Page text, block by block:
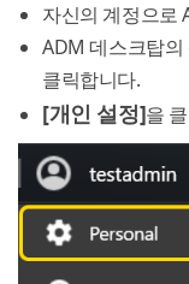
자신의 계정으로
ADM 데스크탑의
클릭합니다.
[개인 설정]을